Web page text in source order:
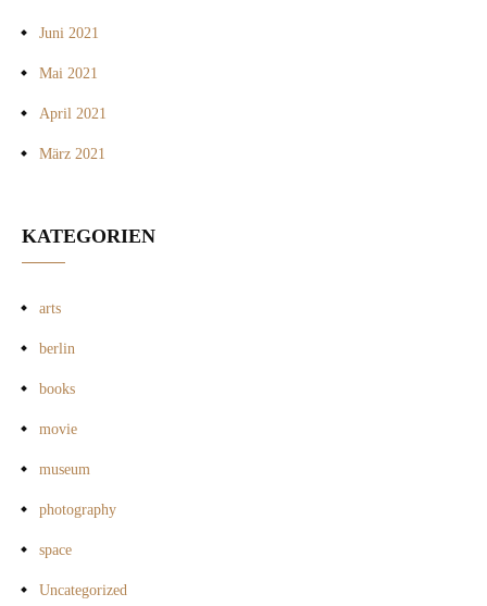
Juni 2021
Mai 2021
April 2021
März 2021
KATEGORIEN
arts
berlin
books
movie
museum
photography
space
Uncategorized